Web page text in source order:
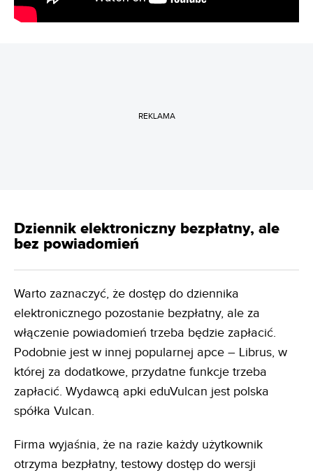
REKLAMA
Dziennik elektroniczny bezpłatny, ale
bez powiadomień
Warto zaznaczyć, że dostęp do dziennika
elektronicznego pozostanie bezpłatny, ale za
włączenie powiadomień trzeba będzie zapłacić.
Podobnie jest w innej popularnej apce – Librus, w
której za dodatkowe, przydatne funkcje trzeba
zapłacić. Wydawcą apki eduVulcan jest polska
spółka Vulcan.
Firma wyjaśnia, że na razie każdy użytkownik
otrzyma bezpłatny, testowy dostęp do wersji